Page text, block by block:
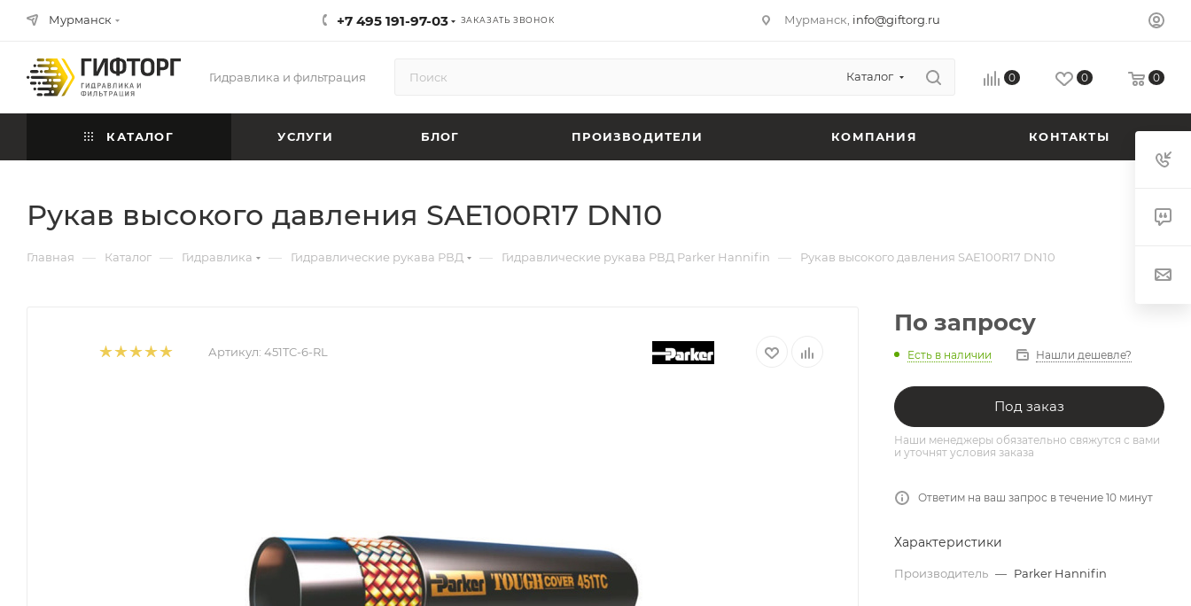
Мурманск +7 495 191-97-03 ЗАКАЗАТЬ ЗВОНОК Мурманск, info@giftorg.ru
Гидравлика и фильтрация Каталог 0 0 0
КАТАЛОГ УСЛУГИ БЛОГ ПРОИЗВОДИТЕЛИ КОМПАНИЯ КОНТАКТЫ
Рукав высокого давления SAE100R17 DN10
Главная — Каталог — Гидравлика — Гидравлические рукава РВД — Гидравлические рукава РВД Parker Hannifin — Рукав высокого давления SAE100R17 DN10
Артикул: 451TC-6-RL
По запросу
Есть в наличии Нашли дешевле?
Под заказ
Наши менеджеры обязательно свяжутся с вами
и уточнят условия заказа
Ответим на ваш запрос в течение 10 минут
Характеристики
Производитель — Parker Hannifin